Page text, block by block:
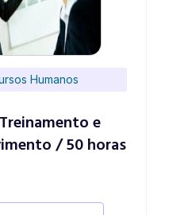
Humanos
e
/ 50 horas